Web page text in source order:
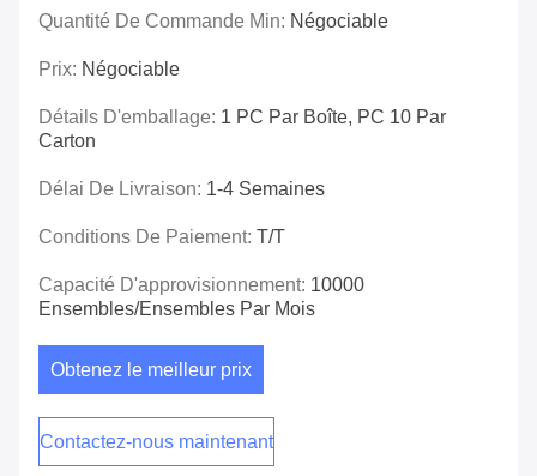
Quantité De Commande Min: Négociable
Prix: Négociable
Détails D'emballage: 1 PC Par Boîte, PC 10 Par
Carton
Délai De Livraison: 1-4 Semaines
Conditions De Paiement: T/T
Capacité D'approvisionnement: 10000
Ensembles/ensembles Par Mois
Obtenez le meilleur prix
Contactez-nous maintenant